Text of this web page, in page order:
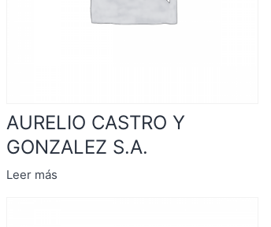
AURELIO CASTRO Y
GONZALEZ S.A.
Leer más